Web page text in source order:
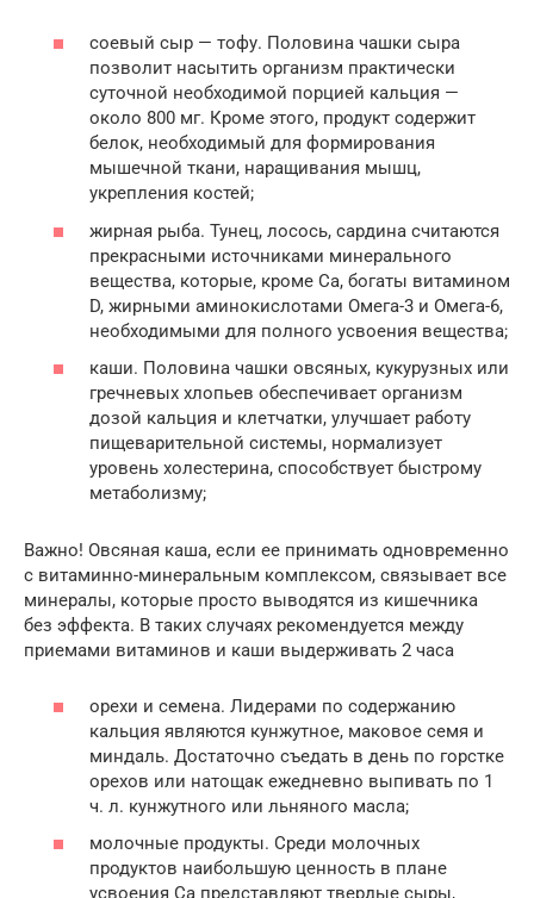
соевый сыр — тофу. Половина чашки сыра
позволит насытить организм практически
суточной необходимой порцией кальция —
около 800 мг. Кроме этого, продукт содержит
белок, необходимый для формирования
мышечной ткани, наращивания мышц,
укрепления костей;
жирная рыба. Тунец, лосось, сардина считаются
прекрасными источниками минерального
вещества, которые, кроме Са, богаты витамином
D, жирными аминокислотами Омега-3 и Омега-6,
необходимыми для полного усвоения вещества;
каши. Половина чашки овсяных, кукурузных или
гречневых хлопьев обеспечивает организм
дозой кальция и клетчатки, улучшает работу
пищеварительной системы, нормализует
уровень холестерина, способствует быстрому
метаболизму;
Важно! Овсяная каша, если ее принимать одновременно
с витаминно-минеральным комплексом, связывает все
минералы, которые просто выводятся из кишечника
без эффекта. В таких случаях рекомендуется между
приемами витаминов и каши выдерживать 2 часа
орехи и семена. Лидерами по содержанию
кальция являются кунжутное, маковое семя и
миндаль. Достаточно съедать в день по горстке
орехов или натощак ежедневно выпивать по 1
ч. л. кунжутного или льняного масла;
молочные продукты. Среди молочных
продуктов наибольшую ценность в плане
усвоения Са представляют твердые сыры,